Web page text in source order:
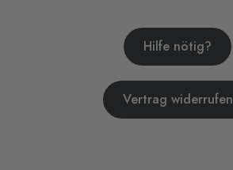
Hilfe nötig?
Vertrag widerrufen